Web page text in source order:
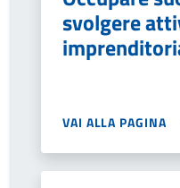
svolgere
VAI ALLA PAGINA